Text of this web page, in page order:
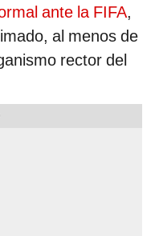
ante la FIFA,
al menos de
rector del